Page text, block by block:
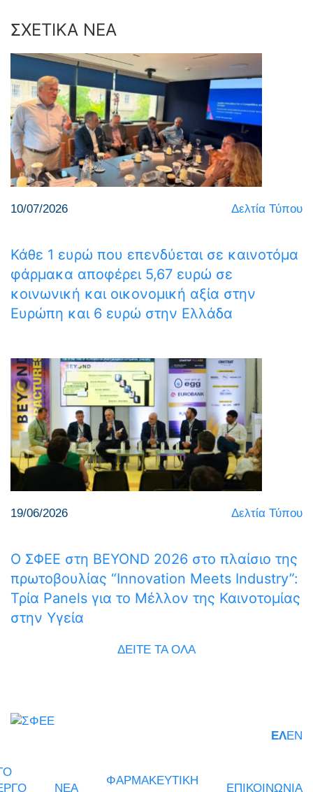
ΣΧΕΤΙΚΑ ΝΕΑ
10/07/2026 Δελτία Τύπου
Κάθε 1 ευρώ που επενδύεται σε καινοτόμα
φάρμακα αποφέρει 5,67 ευρώ σε
κοινωνική και οικονομική αξία στην
Ευρώπη και 6 ευρώ στην Ελλάδα
19/06/2026 Δελτία Τύπου
Ο ΣΦΕΕ στη BEYOND 2026 στο πλαίσιο της
πρωτοβουλίας “Innovation Meets Industry”:
Τρία Panels για το Μέλλον της Καινοτομίας
στην Υγεία
ΔΕΙΤΕ ΤΑ ΟΛΑ
ΕΛEN
ΝΕΑ
ΦΑΡΜΑΚΕΥΤΙΚΗ
ΕΠΙΚΟΙΝΩΝΙΑ